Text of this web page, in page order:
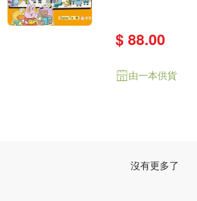
$ 88.00
由一本供貨
沒有更多了